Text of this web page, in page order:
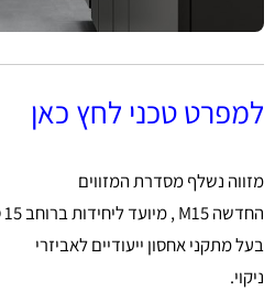
למפרט טכני לחץ כאן
מזווה נשלף מסדרת המזווים
החדשה M15 , מיועד ליחידות ברוחב 15 סמ מידה חיצונית
בעל מתקני אחסון ייעודיים לאביזרי
ניקוי.